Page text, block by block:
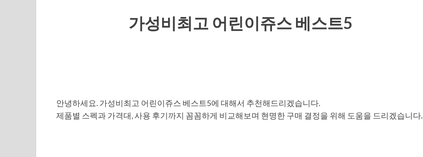
가성비최고 어린이쥬스 베스트5
안녕하세요. 가성비최고 어린이쥬스 베스트5에 대해서 추천해드리겠습니다.
제품별 스펙과 가격대, 사용 후기까지 꼼꼼하게 비교해보며 현명한 구매 결정을 위해 도움을 드리겠습니다.